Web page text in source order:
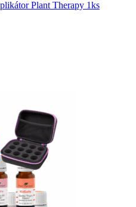
Plant Therapy 1ks